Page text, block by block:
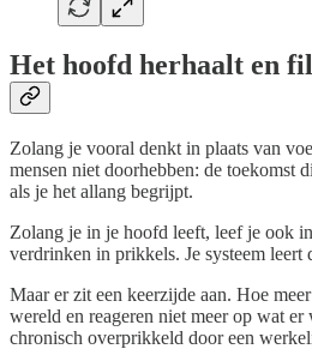
Het hoofd herhaalt en
Zolang je vooral denkt in plaats van
mensen niet doorhebben: de toekomst
als je het allang begrijpt.
Zolang je in je hoofd leeft, leef je ook
verdrinken in prikkels. Je systeem
Maar er zit een keerzijde aan. Hoe
wereld en reageren niet meer op wat
chronisch overprikkeld door een